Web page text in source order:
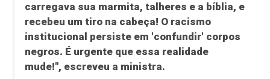
carregava sua marmita, talheres e a bíblia, e
recebeu um tiro na cabeça! O racismo
institucional persiste em 'confundir' corpos
negros. É urgente que essa realidade
mude!", escreveu a ministra.